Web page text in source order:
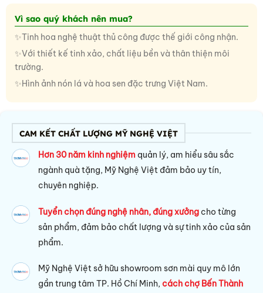
Vì sao quý khách nên mua?
✨Tinh hoa nghệ thuật thủ công được thế giới công nhận.
✨Với thiết kế tinh xảo, chất liệu bền và thân thiện môi
trường.
✨Hình ảnh nón lá và hoa sen đặc trưng Việt Nam.
CAM KẾT CHẤT LƯỢNG MỸ NGHỆ VIỆT
Hơn 30 năm kinh nghiệm quản lý, am hiểu sâu sắc
ngành quà tặng, Mỹ Nghệ Việt đảm bảo uy tín,
chuyên nghiệp.
Tuyển chọn đúng nghệ nhân, đúng xưởng cho từng
sản phẩm, đảm bảo chất lượng và sự tinh xảo của sản
phẩm.
Mỹ Nghệ Việt sở hữu showroom sơn mài quy mô lớn
gần trung tâm TP. Hồ Chí Minh,cách chợ Bến Thành